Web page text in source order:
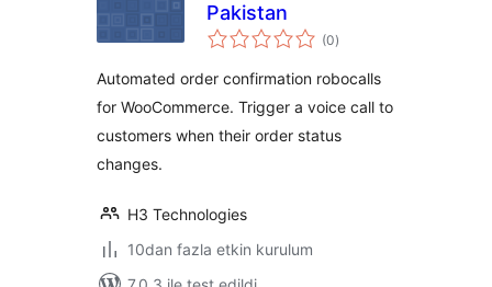
Pakistan
(0toplam
puan
)
Automated order confirmation robocalls
for WooCommerce. Trigger a voice call to
customers when their order status
changes.
H3 Technologies
10dan fazla etkin kurulum